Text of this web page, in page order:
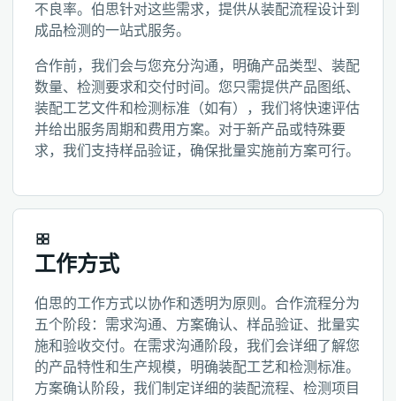
不良率。伯思针对这些需求，提供从装配流程设计到
成品检测的一站式服务。
合作前，我们会与您充分沟通，明确产品类型、装配
数量、检测要求和交付时间。您只需提供产品图纸、
装配工艺文件和检测标准（如有），我们将快速评估
并给出服务周期和费用方案。对于新产品或特殊要
求，我们支持样品验证，确保批量实施前方案可行。
工作方式
伯思的工作方式以协作和透明为原则。合作流程分为
五个阶段：需求沟通、方案确认、样品验证、批量实
施和验收交付。在需求沟通阶段，我们会详细了解您
的产品特性和生产规模，明确装配工艺和检测标准。
方案确认阶段，我们制定详细的装配流程、检测项目